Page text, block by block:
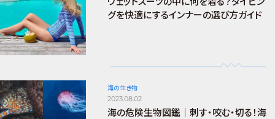
グを快適にするインナーの選び方ガイド
海の生き物
2023.08.02
海の危険生物図鑑｜刺す・咬む・切る！海